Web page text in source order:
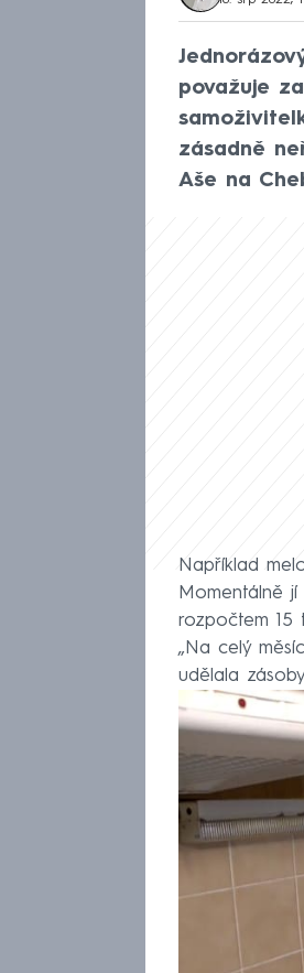
považuje
zásadně
Aše na
Například
Momentálně
rozpočtem 15
„Na celý
udělala